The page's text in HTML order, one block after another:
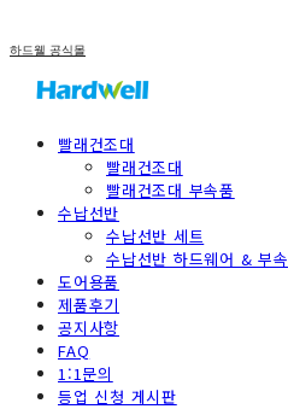
하드웰 공식몰
빨래건조대
빨래건조대
빨래건조대 부속품
수납선반
수납선반 세트
수납선반 하드웨어 & 부속
도어용품
제품후기
공지사항
FAQ
1:1문의
등업 신청 게시판